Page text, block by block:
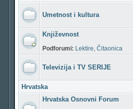
Umetnost i kultura
Književnost
Podforumi: Lektire, Čitaonica
Televizija i TV SERIJE
Hrvatska
Hrvatska Osnovni Forum